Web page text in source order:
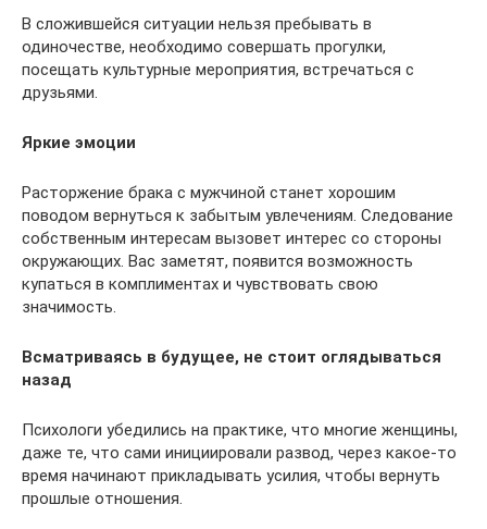
В сложившейся ситуации нельзя пребывать в
одиночестве, необходимо совершать прогулки,
посещать культурные мероприятия, встречаться с
друзьями.
Яркие эмоции
Расторжение брака с мужчиной станет хорошим
поводом вернуться к забытым увлечениям. Следование
собственным интересам вызовет интерес со стороны
окружающих. Вас заметят, появится возможность
купаться в комплиментах и чувствовать свою
значимость.
Всматриваясь в будущее, не стоит оглядываться
назад
Психологи убедились на практике, что многие женщины,
даже те, что сами инициировали развод, через какое-то
время начинают прикладывать усилия, чтобы вернуть
прошлые отношения.